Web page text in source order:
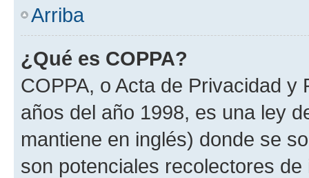
Arriba
¿Qué es COPPA?
COPPA, o Acta de Privacidad
años del año 1998, es una ley
mantiene en inglés) donde se
son potenciales recolectores